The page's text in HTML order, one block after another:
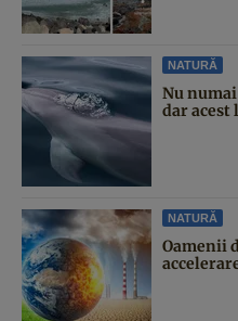
NATURĂ
Nu
dar acest
NATURĂ
Oamenii